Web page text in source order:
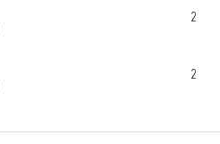
2
2